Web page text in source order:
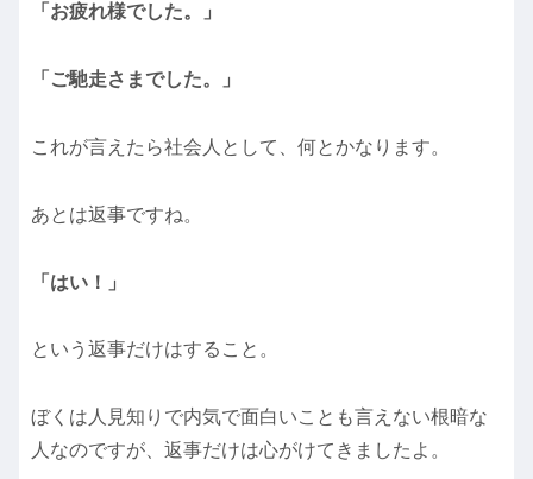
「お疲れ様でした。」
「ご馳走さまでした。」
これが言えたら社会人として、何とかなります。
あとは返事ですね。
「はい！」
という返事だけはすること。
ぼくは人見知りで内気で面白いことも言えない根暗な
人なのですが、返事だけは心がけてきましたよ。